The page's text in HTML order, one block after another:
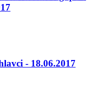
- 18.06.2017